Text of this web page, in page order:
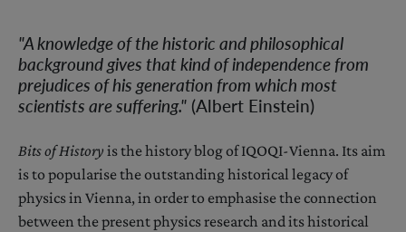
"A knowledge of the historic and philosophical
background gives that kind of independence from
prejudices of his generation from which most
scientists are suffering." (Albert Einstein)
Bits of History is the history blog of IQOQI-Vienna. Its aim
is to popularise the outstanding historical legacy of
physics in Vienna, in order to emphasise the connection
between the present physics research and its historical